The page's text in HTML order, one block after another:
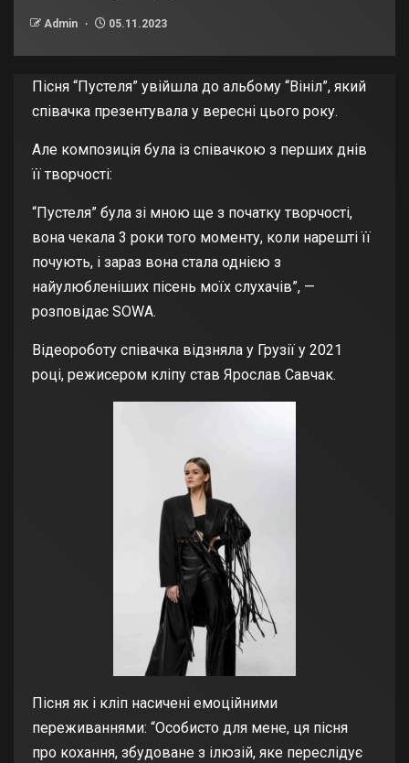
Admin 05.11.2023
Пісня “Пустеля” увійшла до альбому “Вініл”, який
співачка презентувала у вересні цього року.
Але композиція була із співачкою з перших днів
її творчості:
“Пустеля” була зі мною ще з початку творчості,
вона чекала 3 роки того моменту, коли нарешті її
почують, і зараз вона стала однією з
найулюбленіших пісень моїх слухачів”, —
розповідає SOWA.
Відеороботу співачка відзняла у Грузії у 2021
році, режисером кліпу став Ярослав Савчак.
Пісня як і кліп насичені емоційними
переживаннями: “Особисто для мене, ця пісня
про кохання, збудоване з ілюзій, яке переслідує